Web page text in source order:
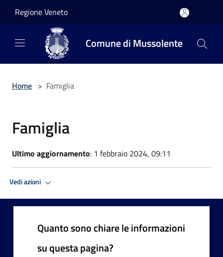
Regione Veneto
Comune di Mussolente
Home > Famiglia
Famiglia
Ultimo aggiornamento: 1 febbraio 2024, 09:11
Vedi azioni
Quanto sono chiare le informazioni
su questa pagina?